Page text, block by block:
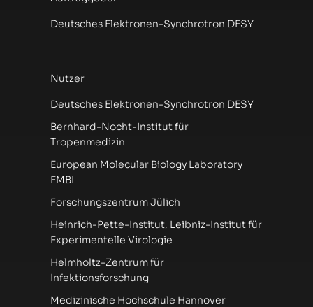
Deutsches Elektronen-Synchrotron DESY
Nutzer
Deutsches Elektronen-Synchrotron DESY
Bernhard-Nocht-Institut für
Tropenmedizin
European Molecular Biology Laboratory
EMBL
Forschungszentrum Jülich
Heinrich-Pette-Institut, Leibniz-Institut für
Experimentelle Virologie
Helmholtz-Zentrum für
Infektionsforschung
Medizinische Hochschule Hannover